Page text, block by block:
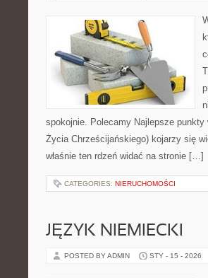
spokojnie. Polecamy Najlepsze
Życia Chrześcijańskiego) kojarzy się
właśnie ten rdzeń widać na stronie […]
CATEGORIES: NIERUCHOMOŚCI
JĘZYK NIEMIECKI
POSTED BY ADMIN STY - 15 - 2026